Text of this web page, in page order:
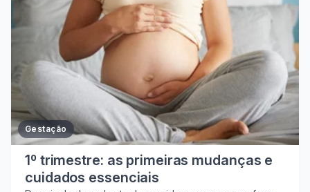
Gestação
1º trimestre: as primeiras mudanças e
cuidados essenciais